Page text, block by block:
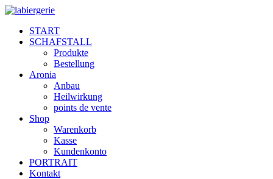
START
SCHAFSTALL
Produkte
Bestellung
Aronia
Anbau
Heilwirkung
points de vente
Shop
Warenkorb
Kasse
Kundenkonto
PORTRAIT
Kontakt